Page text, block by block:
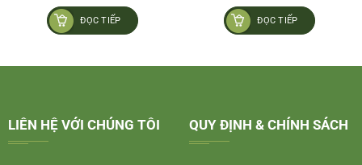
ĐỌC TIẾP ĐỌC TIẾP
LIÊN HỆ VỚI CHÚNG TÔI QUY ĐỊNH & CHÍNH SÁCH